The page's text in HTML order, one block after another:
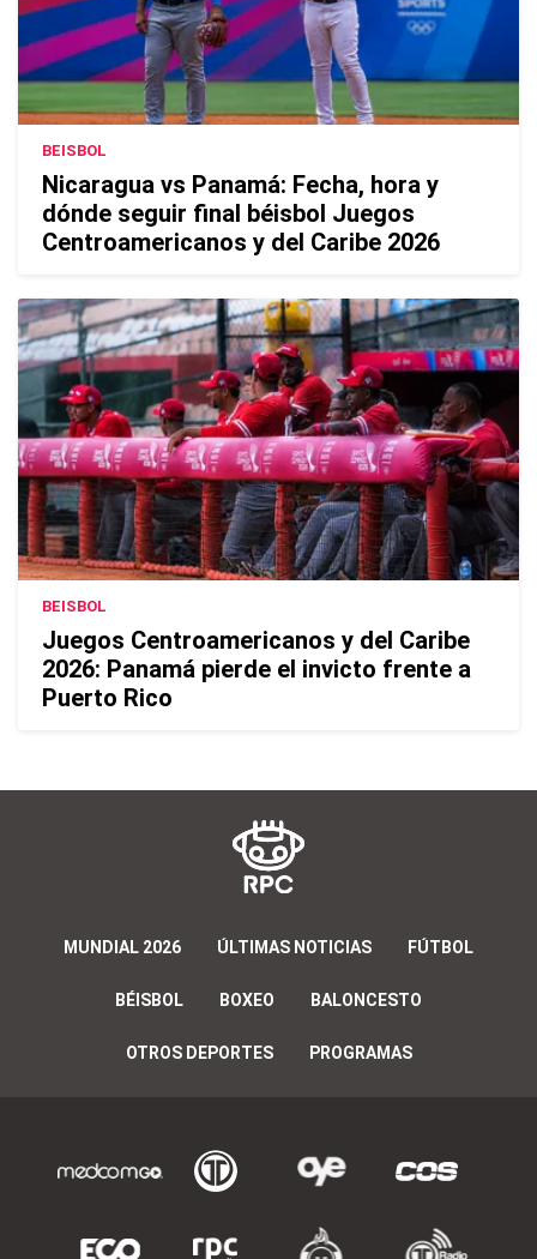
BEISBOL
Nicaragua vs Panamá: Fecha, hora y
dónde seguir final béisbol Juegos
Centroamericanos y del Caribe 2026
BEISBOL
Juegos Centroamericanos y del Caribe
2026: Panamá pierde el invicto frente a
Puerto Rico
MUNDIAL 2026 ÚLTIMAS NOTICIAS FÚTBOL
BÉISBOL BOXEO BALONCESTO
OTROS DEPORTES PROGRAMAS